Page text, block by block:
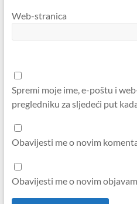
Web-stranica
Spremi moje ime, e-poštu i
pregledniku za sljedeći put
Obavijesti me o novim
Obavijesti me o novim